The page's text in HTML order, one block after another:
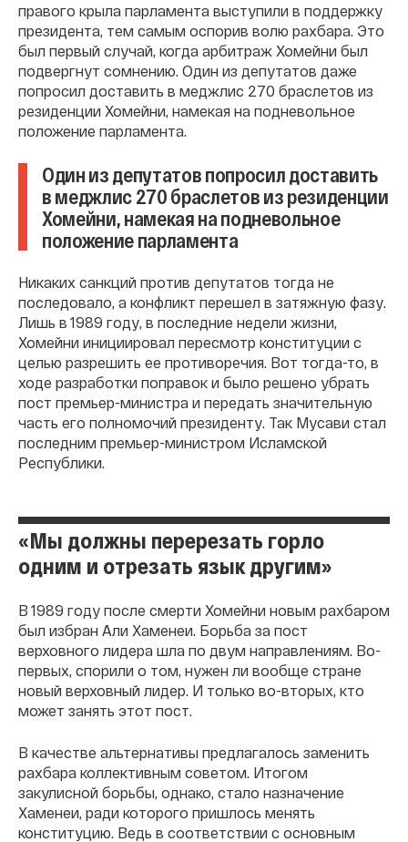
правого крыла парламента выступили в поддержку
президента, тем самым оспорив волю рахбара. Это
был первый случай, когда арбитраж Хомейни был
подвергнут сомнению. Один из депутатов даже
попросил доставить в меджлис 270 браслетов из
резиденции Хомейни, намекая на подневольное
положение парламента.
Один из депутатов попросил доставить
в меджлис 270 браслетов из резиденции
Хомейни, намекая на подневольное
положение парламента
Никаких санкций против депутатов тогда не
последовало, а конфликт перешел в затяжную фазу.
Лишь в 1989 году, в последние недели жизни,
Хомейни инициировал пересмотр конституции с
целью разрешить ее противоречия. Вот тогда-то, в
ходе разработки поправок и было решено убрать
пост премьер-министра и передать значительную
часть его полномочий президенту. Так Мусави стал
последним премьер-министром Исламской
Республики.
«Мы должны перерезать горло
одним и отрезать язык другим»
В 1989 году после смерти Хомейни новым рахбаром
был избран Али Хаменеи. Борьба за пост
верховного лидера шла по двум направлениям. Во-
первых, спорили о том, нужен ли вообще стране
новый верховный лидер. И только во-вторых, кто
может занять этот пост.
В качестве альтернативы предлагалось заменить
рахбара коллективным советом. Итогом
закулисной борьбы, однако, стало назначение
Хаменеи, ради которого пришлось менять
конституцию. Ведь в соответствии с основным